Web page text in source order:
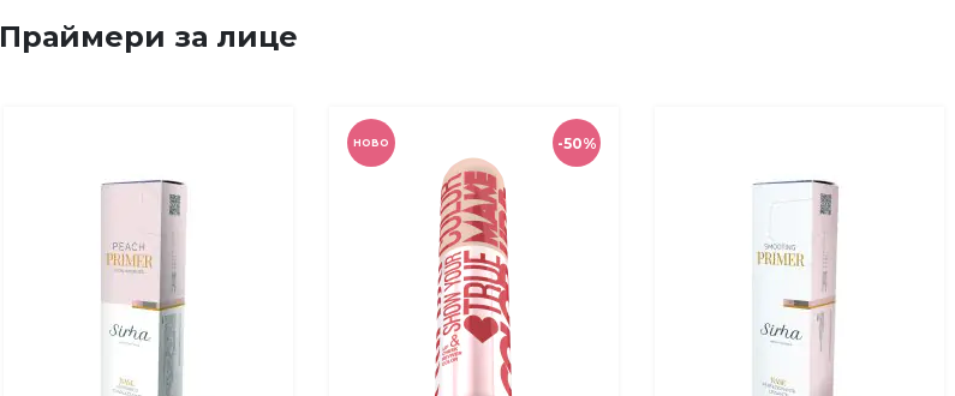
Праймери за лице
-50%
НОВО